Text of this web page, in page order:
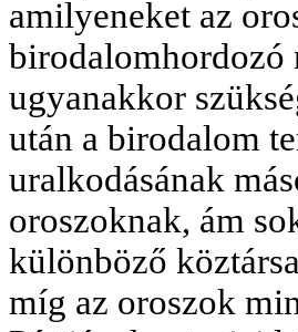
amilyeneket az
birodalomhordozó
ugyanakkor
után a birodalom
uralkodásának
oroszoknak, ám
különböző
míg az oroszok